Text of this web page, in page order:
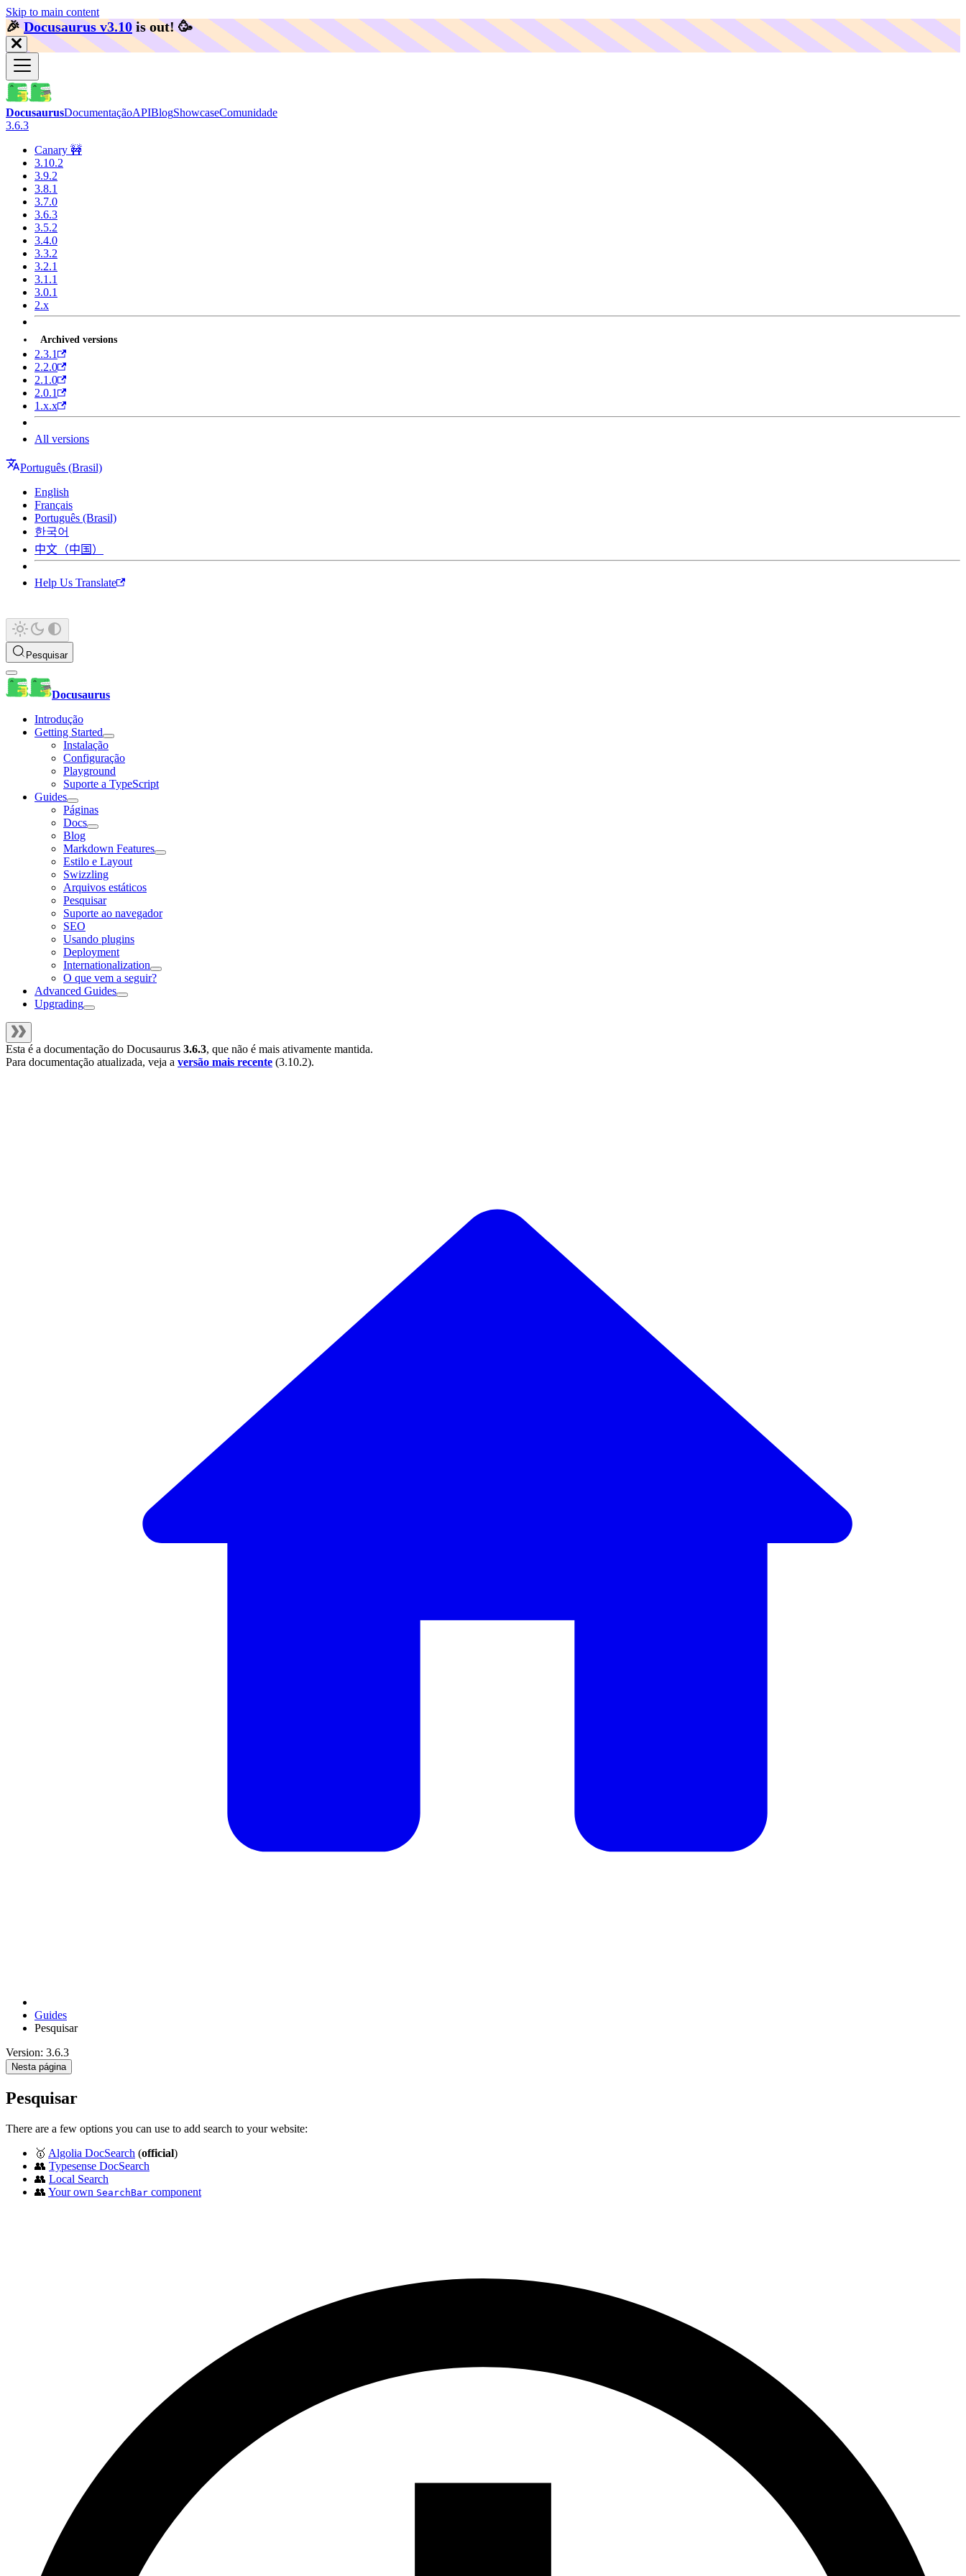
Skip to main content
🎉️Docusaurus v3.10 is out! 🥳️
DocusaurusDocumentaçãoAPIBlogShowcaseComunidade
3.6.3
Canary 🚧
3.10.2
3.9.2
3.8.1
3.7.0
3.6.3
3.5.2
3.4.0
3.3.2
3.2.1
3.1.1
3.0.1
2.x
Archived versions
2.3.1
2.2.0
2.1.0
2.0.1
1.x.x
All versions
Português (Brasil)
English
Français
Português (Brasil)
한국어
中文（中国）
Help Us Translate
Pesquisar
Docusaurus
Introdução
Getting Started
Instalação
Configuração
Playground
Suporte a TypeScript
Guides
Páginas
Docs
Blog
Markdown Features
Estilo e Layout
Swizzling
Arquivos estáticos
Pesquisar
Suporte ao navegador
SEO
Usando plugins
Deployment
Internationalization
O que vem a seguir?
Advanced Guides
Upgrading
Esta é a documentação do Docusaurus 3.6.3, que não é mais ativamente mantida.
Para documentação atualizada, veja a versão mais recente (3.10.2).
Guides
Pesquisar
Version: 3.6.3
Nesta página
Pesquisar
There are a few options you can use to add search to your website:
🥇 Algolia DocSearch (official)
👥 Typesense DocSearch
👥 Local Search
👥 Your own SearchBar component